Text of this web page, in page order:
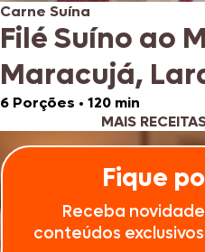
Carne Suína
Filé Suíno ao
Maracujá,
6 Porções • 120 min
MAIS
Fique
Receba
conteúdos